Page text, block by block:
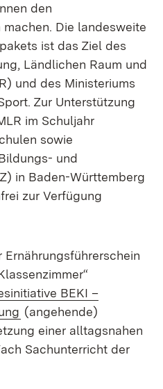
den
Die landesweite
ist das Ziel des
Ländlichen Raum und
und des Ministeriums
Zur Unterstützung
im Schuljahr
sowie
und
in Baden-Württemberg
zur Verfügung
BEKI –
(angehende)
einer alltagsnahen
Sachunterricht der